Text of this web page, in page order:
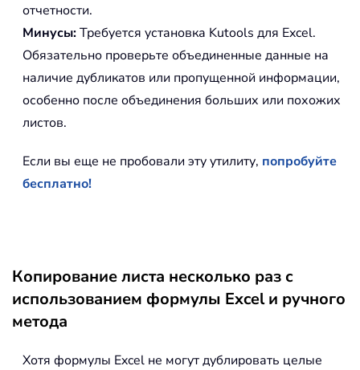
отчетности.
Минусы:Требуется установка Kutools для Excel.
Обязательно проверьте объединенные данные на
наличие дубликатов или пропущенной информации,
особенно после объединения больших или похожих
листов.
Если вы еще не пробовали эту утилиту, попробуйте
бесплатно!
Копирование листа несколько раз с
использованием формулы Excel и ручного
метода
Хотя формулы Excel не могут дублировать целые